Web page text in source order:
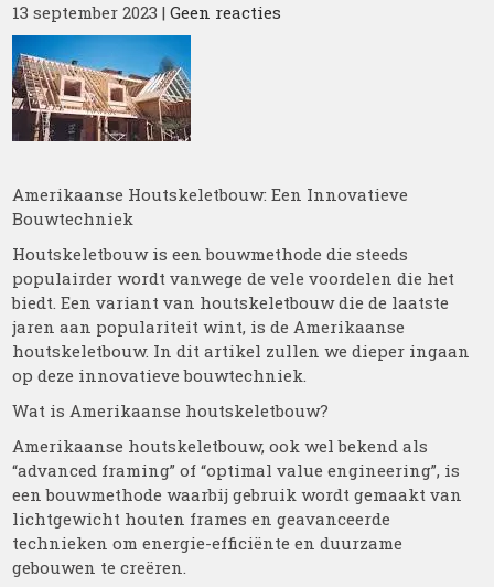
13 september 2023 |Geen reacties
Amerikaanse Houtskeletbouw: Een Innovatieve
Bouwtechniek
Houtskeletbouw is een bouwmethode die steeds
populairder wordt vanwege de vele voordelen die het
biedt. Een variant van houtskeletbouw die de laatste
jaren aan populariteit wint, is de Amerikaanse
houtskeletbouw. In dit artikel zullen we dieper ingaan
op deze innovatieve bouwtechniek.
Wat is Amerikaanse houtskeletbouw?
Amerikaanse houtskeletbouw, ook wel bekend als
“advanced framing” of “optimal value engineering”, is
een bouwmethode waarbij gebruik wordt gemaakt van
lichtgewicht houten frames en geavanceerde
technieken om energie-efficiënte en duurzame
gebouwen te creëren.